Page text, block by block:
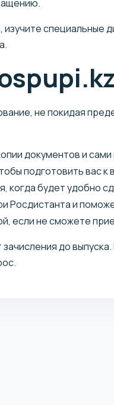
специальные
не покидая
документов и сами
подготовить вас к
когда будет удобно
Росдистанта и
если не сможете
до